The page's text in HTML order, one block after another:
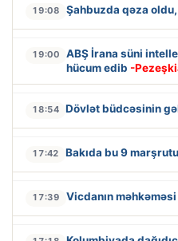
19:08 Şahbuzda qəza
19:00
ABŞ İrana süni
hücum edib -
18:54 Dövlət büdcəsinin
17:42 Bakıda bu 9
17:39 Vicdanın məhkəməsi